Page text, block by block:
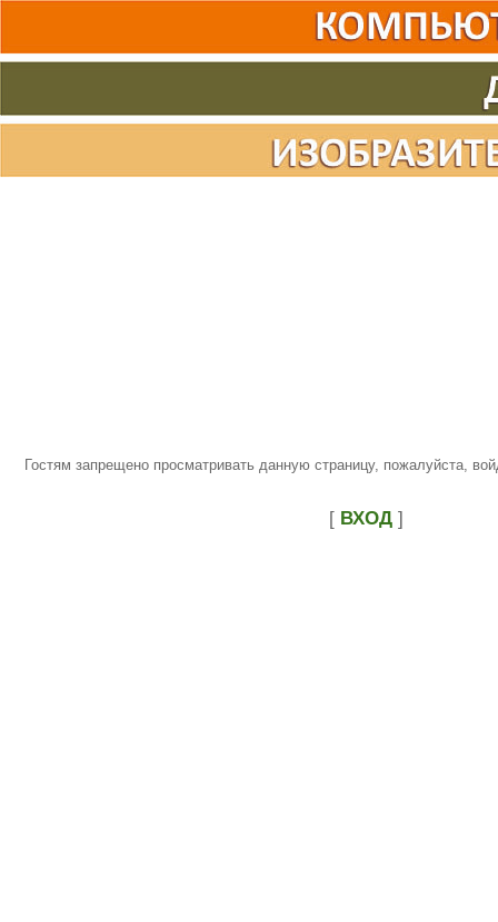
Гостям запрещено просматривать данную страницу, пожалуйста,
[ ВХОД ]